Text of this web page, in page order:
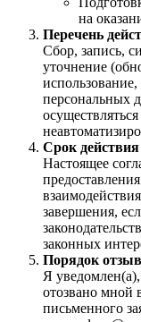
на
Перечень
Сбор, запись,
уточнение
персональных
Срок действия
Настоящее
завершения,
законных
Порядок
Я
отозвано мной
письменного